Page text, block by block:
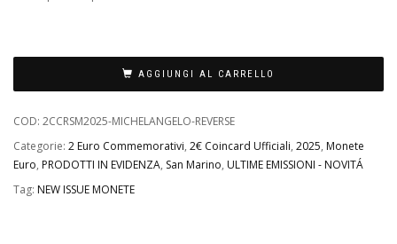
AGGIUNGI AL CARRELLO
COD: 2CCRSM2025-MICHELANGELO-REVERSE
Categorie: 2 Euro Commemorativi, 2€ Coincard Ufficiali, 2025, Monete
Euro, PRODOTTI IN EVIDENZA, San Marino, ULTIME EMISSIONI - NOVITÁ
Tag: NEW ISSUE MONETE